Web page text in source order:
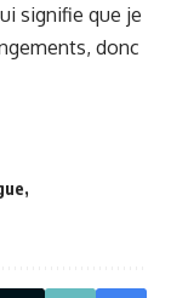
signifie que je
donc